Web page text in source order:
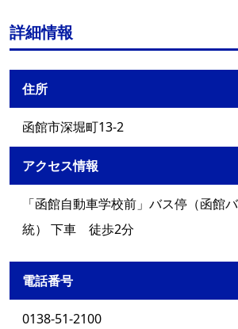
詳細情報
住所
函館市深堀町13-2
アクセス情報
「函館自動車学校前」バス停（函館
統） 下車 徒歩2分
電話番号
0138-51-2100